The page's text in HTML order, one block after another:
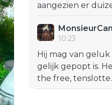
aangezien er
10:23
Hij mag van
gelijk gepopt is.
the free,